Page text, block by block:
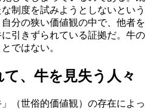
制度を試みようとしないという
分の狭い価値観の中で、他者を
引きずられている証拠だ。牛の
ではない。
て、牛を見失う人々
（世俗的価値観）の存在によっ